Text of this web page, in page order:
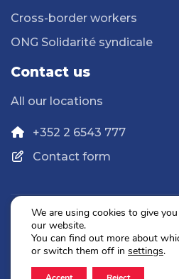
Cross-border workers
ONG Solidarité syndicale
Contact us
All our locations
+352 2 6543 777
Contact form
Legal
We are using cookies to give
our website.
You can find out more about
or switch them off in settings.